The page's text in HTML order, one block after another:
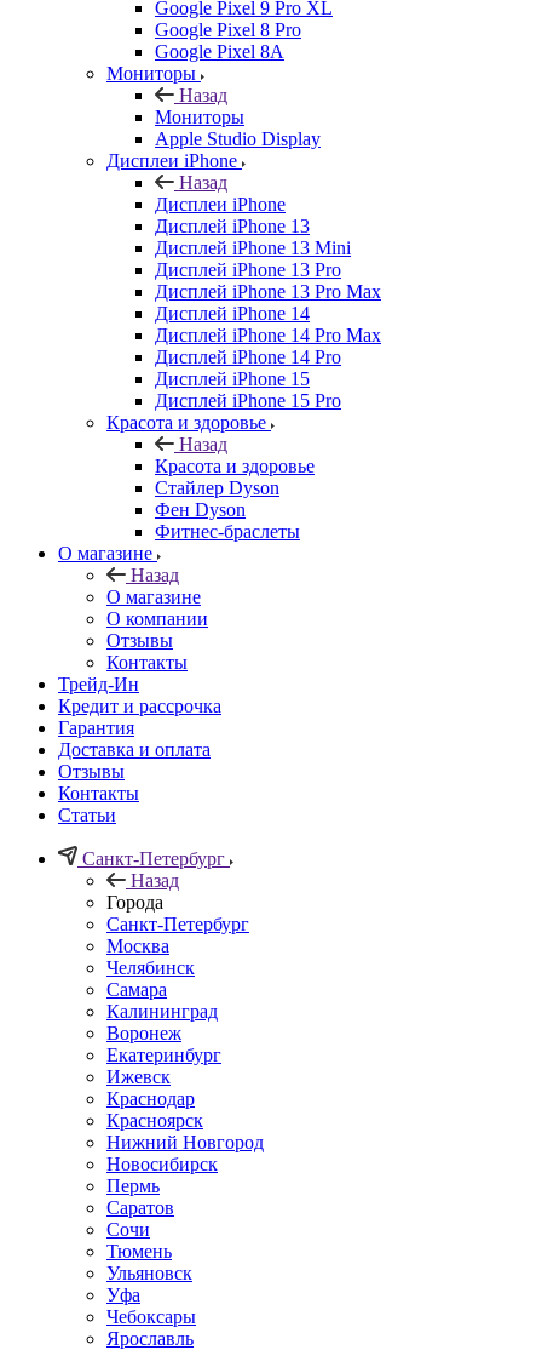
Google Pixel 9 Pro XL
Google Pixel 8 Pro
Google Pixel 8A
Мониторы
Назад
Мониторы
Apple Studio Display
Дисплеи iPhone
Назад
Дисплеи iPhone
Дисплей iPhone 13
Дисплей iPhone 13 Mini
Дисплей iPhone 13 Pro
Дисплей iPhone 13 Pro Max
Дисплей iPhone 14
Дисплей iPhone 14 Pro Max
Дисплей iPhone 14 Pro
Дисплей iPhone 15
Дисплей iPhone 15 Pro
Красота и здоровье
Назад
Красота и здоровье
Стайлер Dyson
Фен Dyson
Фитнес-браслеты
О магазине
Назад
О магазине
О компании
Отзывы
Контакты
Трейд-Ин
Кредит и рассрочка
Гарантия
Доставка и оплата
Отзывы
Контакты
Статьи
Санкт-Петербург
Назад
Города
Санкт-Петербург
Москва
Челябинск
Самара
Калининград
Воронеж
Екатеринбург
Ижевск
Краснодар
Красноярск
Нижний Новгород
Новосибирск
Пермь
Саратов
Сочи
Тюмень
Ульяновск
Уфа
Чебоксары
Ярославль